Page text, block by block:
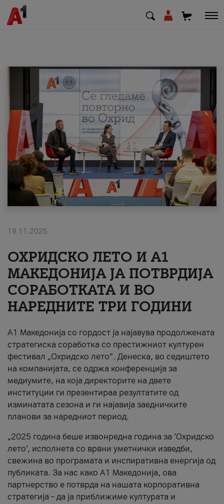
МК SQ
Приватни Деловни
Поддршка
Надополни кредит
#ПодобарОнлајн
19.11.2025
ОХРИДСКО ЛЕТО И A1
МАКЕДОНИЈА ЈА ПОТВРДИЈА
СОРАБОТКАТА И ВО
НАРЕДНИТЕ ТРИ ГОДИНИ
A1 Македонија со гордост ја најавува продолжената
стратегиска соработка со престижниот културен
фестивал „Охридско лето“. Денеска, во седиштето
на компанијата, се одржа конференција за
медиумите, на која директорите на двете
институции ги презентираа резултатите од
изминатата сезона и ги најавија заедничките
планови за наредниот период.
„2025 година беше извонредна година за ‘Охридско
лето’, исполнета со врвни уметнички изведби,
свежина во програмата и инспиративна енергија од
публиката. За нас како A1 Македонија, ова
партнерство е потврда на нашата корпоративна
стратегија – да ја приближиме културата и